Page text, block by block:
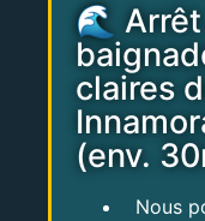
🌊
claires
(env.
Nous